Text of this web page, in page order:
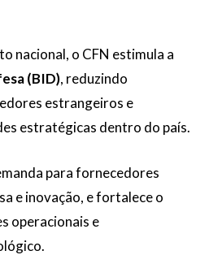
nacional, o CFN estimula a
(BID), reduzindo
estrangeiros e
estratégicas dentro do país.
para fornecedores
e inovação, e fortalece o
operacionais e